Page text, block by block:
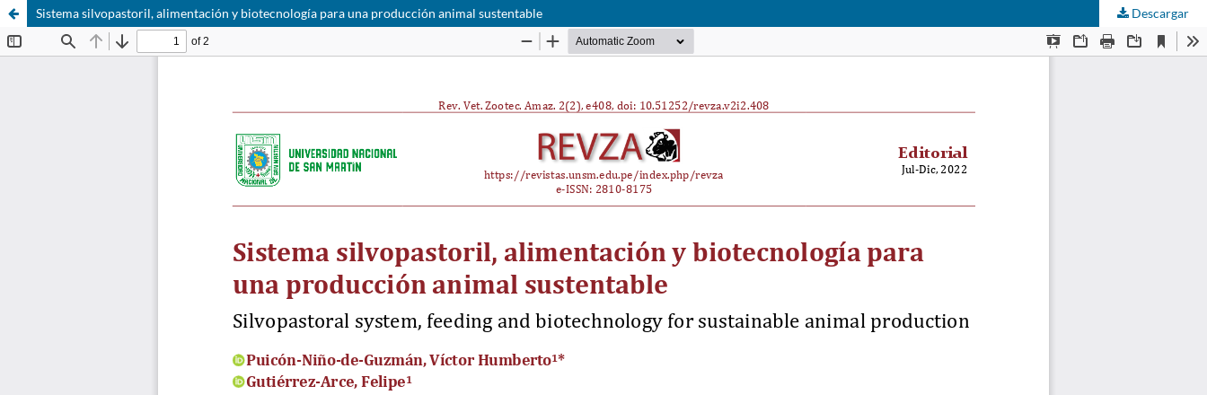
Sistema silvopastoril, alimentación y biotecnología para una producción animal sustentable Descargar